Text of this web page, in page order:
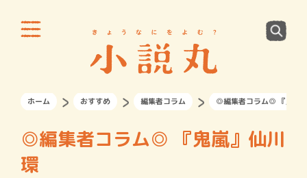
ホーム おすすめ 編集者コラム ◎編集者コラム◎ 『鬼嵐
◎編集者コラム◎ 『鬼嵐』仙川
環